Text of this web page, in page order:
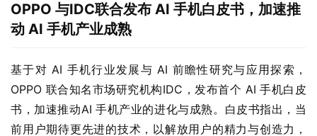
OPPO 与IDC联合发布 AI 手机白皮书，加速推
动 AI 手机产业成熟
基于对 AI 手机行业发展与 AI 前瞻性研究与应用探索，
OPPO 联合知名市场研究机构IDC，发布首个 AI 手机白皮
书，加速推动AI 手机产业的进化与成熟。白皮书指出，当
前用户期待更先进的技术，以解放用户的精力与创造力，